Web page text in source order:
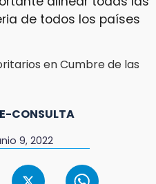
de todos los países
CONSULTA
9, 2022